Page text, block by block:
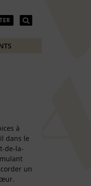
à
dans le
de-la-
un